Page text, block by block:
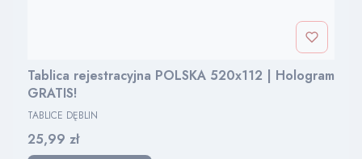
Tablica rejestracyjna POLSKA 520x112 | Hologram
GRATIS!
PRODUCENT
TABLICE DĘBLIN
Cena
25,99 zł